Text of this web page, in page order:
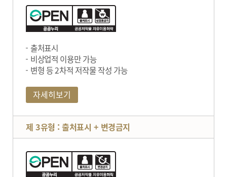
출처표시
비상업적 이용만 가능
변형 등 2차적 저작물 작성 가능
자세히보기
제 3유형 : 출처표시 + 변경금지